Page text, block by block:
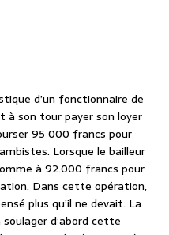
d’un fonctionnaire de
à son tour payer son loyer
95 000 francs pour
Lorsque le bailleur
à 92.000 francs pour
Dans cette opération,
plus qu’il ne devait. La
d’abord cette